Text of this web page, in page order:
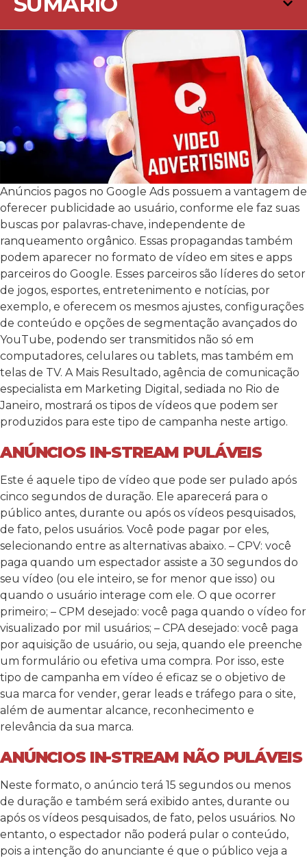
Anúncios pagos no Google Ads possuem a vantagem de
oferecer publicidade ao usuário, conforme ele faz suas
buscas por palavras-chave, independente de
ranqueamento orgânico. Essas propagandas também
podem aparecer no formato de vídeo em sites e apps
parceiros do Google. Esses parceiros são líderes do setor
de jogos, esportes, entretenimento e notícias, por
exemplo, e oferecem os mesmos ajustes, configurações
de conteúdo e opções de segmentação avançados do
YouTube, podendo ser transmitidos não só em
computadores, celulares ou tablets, mas também em
telas de TV. A Mais Resultado, agência de comunicação
especialista em Marketing Digital, sediada no Rio de
Janeiro, mostrará os tipos de vídeos que podem ser
produzidos para este tipo de campanha neste artigo.
ANÚNCIOS IN-STREAM PULÁVEIS
Este é aquele tipo de vídeo que pode ser pulado após
cinco segundos de duração. Ele aparecerá para o
público antes, durante ou após os vídeos pesquisados,
de fato, pelos usuários. Você pode pagar por eles,
selecionando entre as alternativas abaixo. – CPV: você
paga quando um espectador assiste a 30 segundos do
seu vídeo (ou ele inteiro, se for menor que isso) ou
quando o usuário interage com ele. O que ocorrer
primeiro; – CPM desejado: você paga quando o vídeo for
visualizado por mil usuários; – CPA desejado: você paga
por aquisição de usuário, ou seja, quando ele preenche
um formulário ou efetiva uma compra. Por isso, este
tipo de campanha em vídeo é eficaz se o objetivo de
sua marca for vender, gerar leads e tráfego para o site,
além de aumentar alcance, reconhecimento e
relevância da sua marca.
ANÚNCIOS IN-STREAM NÃO PULÁVEIS
Neste formato, o anúncio terá 15 segundos ou menos
de duração e também será exibido antes, durante ou
após os vídeos pesquisados, de fato, pelos usuários. No
entanto, o espectador não poderá pular o conteúdo,
pois a intenção do anunciante é que o público veja a